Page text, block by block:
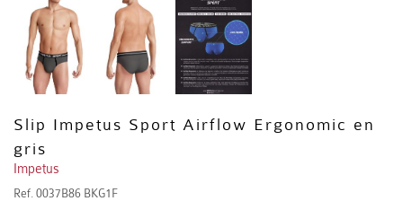
Slip Impetus Sport Airflow Ergonomic en
gris
Impetus
Ref. 0037B86 BKG1F